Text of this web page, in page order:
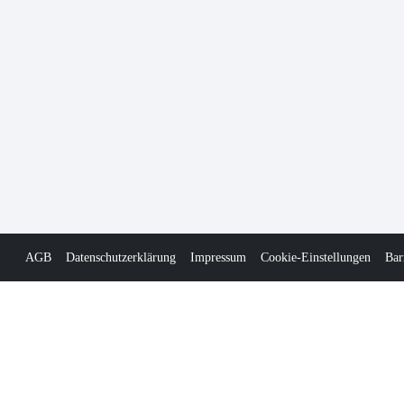
AGB Datenschutzerklärung Impressum Cookie-Einstellungen